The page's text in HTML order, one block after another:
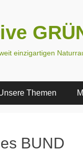
einzigartigen
Themen
BUND